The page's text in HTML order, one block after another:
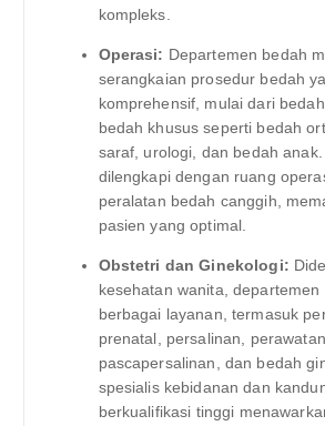
kompleks.
Operasi: Departemen bedah
serangkaian prosedur bedah
komprehensif, mulai dari
bedah khusus seperti bedah
saraf, urologi, dan bedah
dilengkapi dengan ruang
peralatan bedah canggih,
pasien yang optimal.
Obstetri dan Ginekologi:
kesehatan wanita,
berbagai layanan, termasuk
prenatal, persalinan, perawatan
pascapersalinan, dan bedah
spesialis kebidanan dan
berkualifikasi tinggi